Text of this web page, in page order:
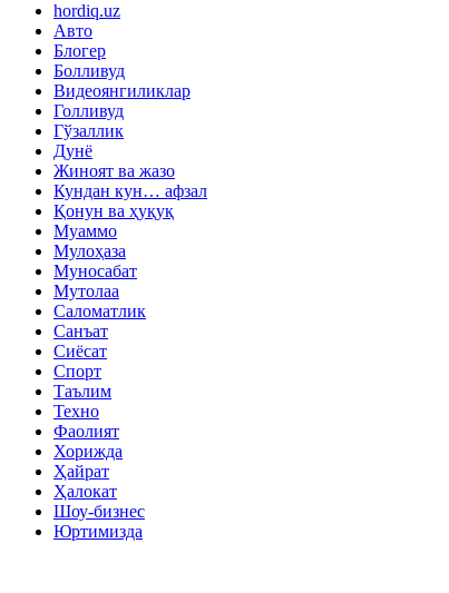
hordiq.uz
Авто
Блогер
Болливуд
Видеоянгиликлар
Голливуд
Гўзаллик
Дунё
Жиноят ва жазо
Кундан кун… афзал
Қонун ва ҳуқуқ
Муаммо
Мулоҳаза
Муносабат
Мутолаа
Саломатлик
Санъат
Сиёсат
Спорт
Таълим
Техно
Фаолият
Хорижда
Ҳайрат
Ҳалокат
Шоу-бизнес
Юртимизда